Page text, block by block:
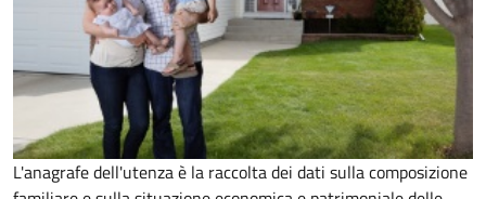
L'anagrafe dell'utenza è la raccolta dei dati sulla composizione